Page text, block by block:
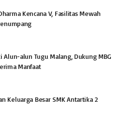
Kencana V, Fasilitas Mewah
Alun-alun Tugu Malang, Dukung MBG
Manfaat
Keluarga Besar SMK Antartika 2